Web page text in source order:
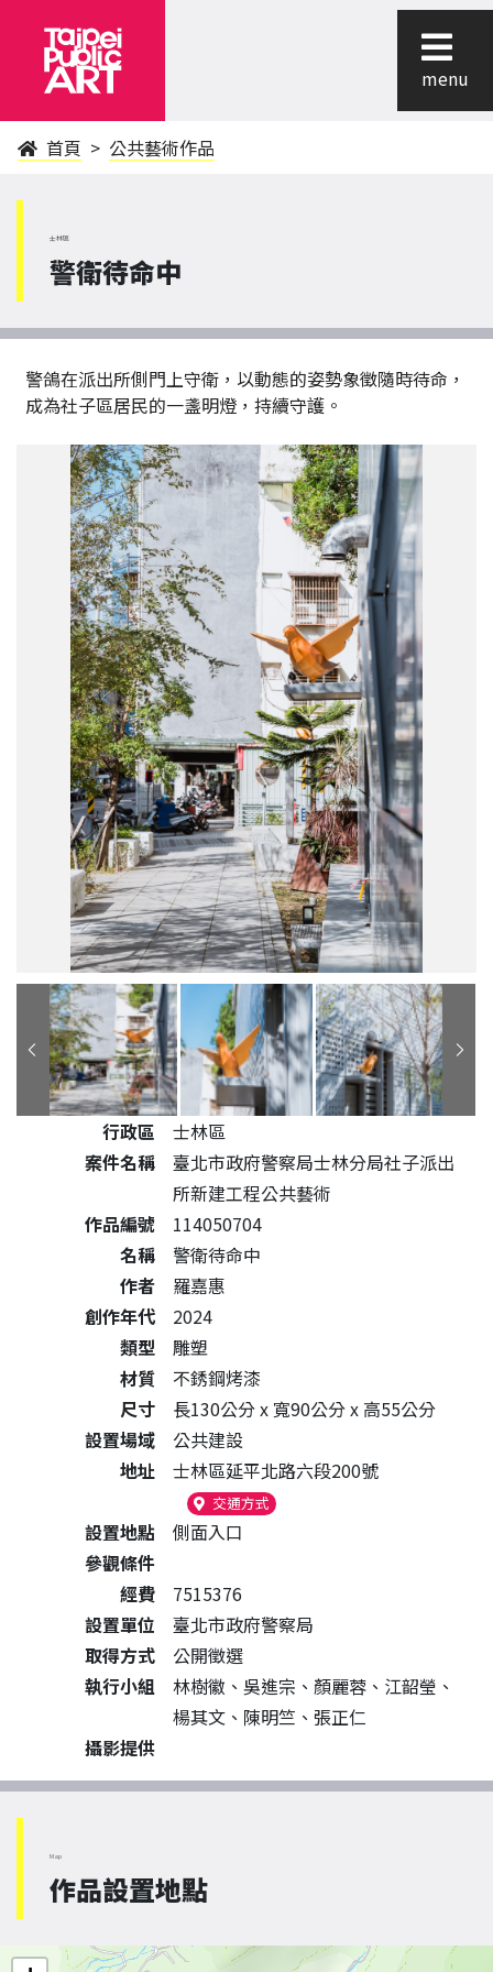
menu
首頁 公共藝術作品
士林區
警衛待命中
警鴿在派出所側門上守衛，以動態的姿勢象徵隨時待命，
成為社子區居民的一盞明燈，持續守護。
公共藝術作品詳細資料
行政區
士林區
案件名稱
臺北市政府警察局士林分局社子派出
所新建工程公共藝術
作品編號
114050704
名稱
警衛待命中
作者
羅嘉惠
創作年代
2024
類型
雕塑
材質
不銹鋼烤漆
尺寸
長130公分 x 寬90公分 x 高55公分
設置場域
公共建設
地址
士林區延平北路六段200號
交通方式（另開新視窗）
設置地點
側面入口
參觀條件
經費
7515376
設置單位
臺北市政府警察局
取得方式
公開徵選
執行小組
林樹徽、吳進宗、顏麗蓉、江韶瑩、
楊其文、陳明竺、張正仁
攝影提供
Map
作品設置地點